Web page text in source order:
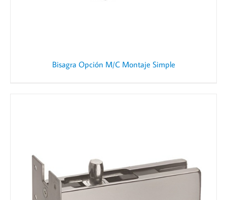
Bisagra Opción M/C Montaje Simple